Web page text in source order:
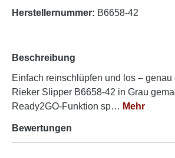
Herstellernummer: B6658-42
Beschreibung
Einfach reinschlüpfen und los – genau
Rieker Slipper B6658-42 in Grau
Ready2GO-Funktion sp… Mehr
Bewertungen